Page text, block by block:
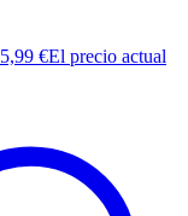
5,99 €El precio actual